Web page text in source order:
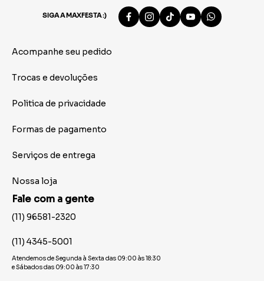
SIGA A MAXFESTA :)
Acompanhe seu pedido
Trocas e devoluções
Politica de privacidade
Formas de pagamento
Serviços de entrega
Nossa loja
Fale com a gente
(11) 96581-2320
(11) 4345-5001
Atendemos de Segunda à Sexta das 09:00 às 18:30
e Sábados das 09:00 às 17:30